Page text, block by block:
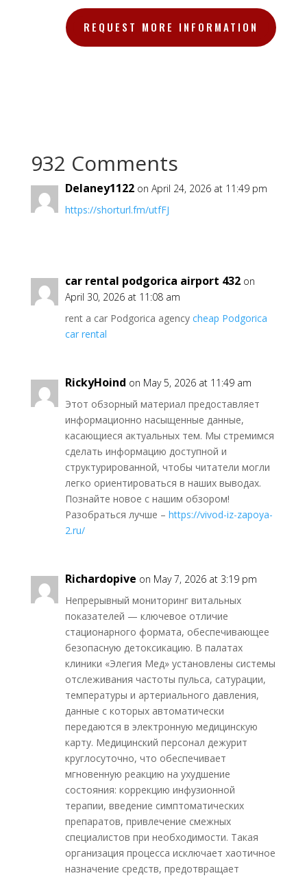
REQUEST MORE INFORMATION
932 Comments
Delaney1122 on April 24, 2026 at 11:49 pm
https://shorturl.fm/utfFJ
car rental podgorica airport 432 on
April 30, 2026 at 11:08 am
rent a car Podgorica agency cheap Podgorica
car rental
RickyHoind on May 5, 2026 at 11:49 am
Этот обзорный материал предоставляет
информационно насыщенные данные,
касающиеся актуальных тем. Мы стремимся
сделать информацию доступной и
структурированной, чтобы читатели могли
легко ориентироваться в наших выводах.
Познайте новое с нашим обзором!
Разобраться лучше – https://vivod-iz-zapoya-
2.ru/
Richardopive on May 7, 2026 at 3:19 pm
Непрерывный мониторинг витальных
показателей — ключевое отличие
стационарного формата, обеспечивающее
безопасную детоксикацию. В палатах
клиники «Элегия Мед» установлены системы
отслеживания частоты пульса, сатурации,
температуры и артериального давления,
данные с которых автоматически
передаются в электронную медицинскую
карту. Медицинский персонал дежурит
круглосуточно, что обеспечивает
мгновенную реакцию на ухудшение
состояния: коррекцию инфузионной
терапии, введение симптоматических
препаратов, привлечение смежных
специалистов при необходимости. Такая
организация процесса исключает хаотичное
назначение средств, предотвращает